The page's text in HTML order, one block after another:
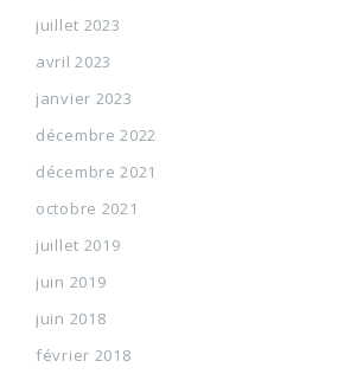
juillet 2023
avril 2023
janvier 2023
décembre 2022
décembre 2021
octobre 2021
juillet 2019
juin 2019
juin 2018
février 2018